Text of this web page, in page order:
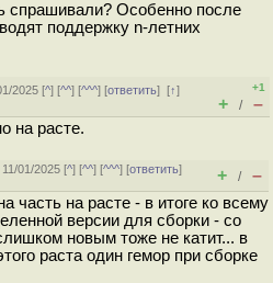
спрашивали? Особенно после
поддержку n-летних
2025 [^] [^^] [^^^] [ответить][↑]
+1
+ / –
на расте.
01/2025 [^] [^^] [^^^] [ответить]
+ / –
часть на расте - в итоге ко всему
версии для сборки - со
новым тоже не катит... в
раста один гемор при сборке